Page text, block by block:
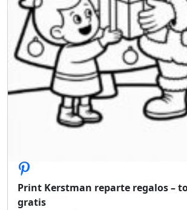
Print Kerstman reparte regalos –
gratis